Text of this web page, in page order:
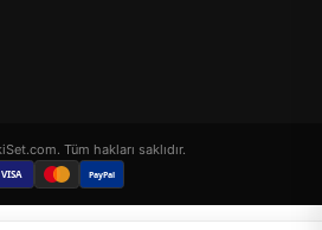
Tüm hakları saklıdır.
VISA PayPal